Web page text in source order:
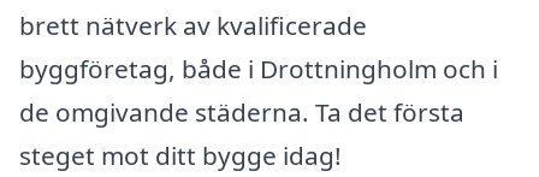
brett nätverk av kvalificerade
byggföretag, både i Drottningholm och i
de omgivande städerna. Ta det första
steget mot ditt bygge idag!